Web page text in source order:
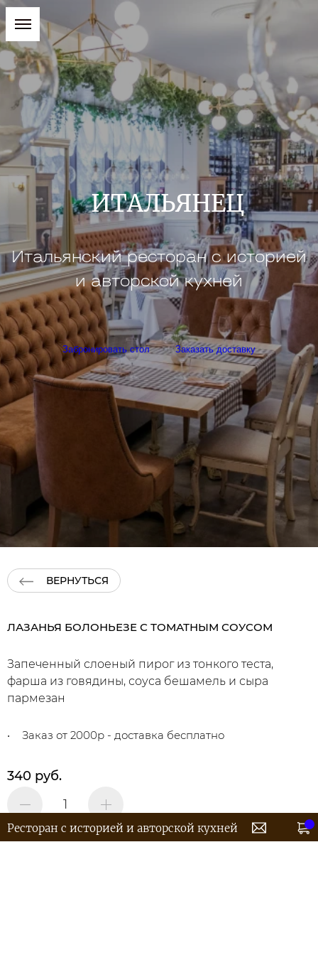
ИТАЛЬЯНЕЦ
Итальянский ресторан с историей
и авторской кухней
Забронировать стол Заказать доставку
ВЕРНУТЬСЯ
ЛАЗАНЬЯ БОЛОНЬЕЗЕ С ТОМАТНЫМ СОУСОМ
Запеченный слоеный пирог из тонкого теста,
фарша из говядины, соуса бешамель и сыра
пармезан
Заказ от 2000р - доставка бесплатно
340 руб.
Ресторан с историей и авторской кухней